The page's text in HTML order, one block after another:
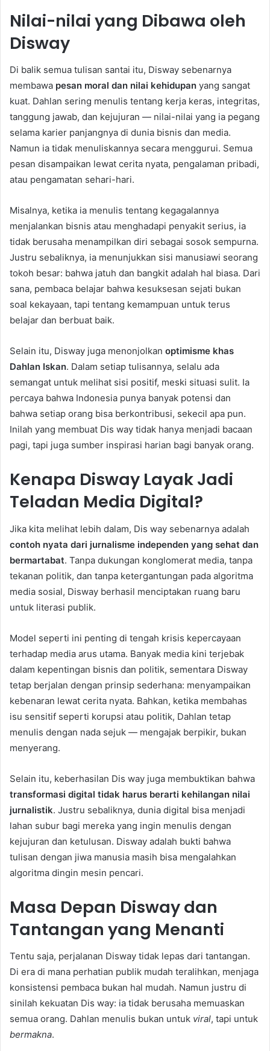
Nilai-nilai yang Dibawa oleh
Disway
Di balik semua tulisan santai itu, Disway sebenarnya
membawa pesan moral dan nilai kehidupan yang sangat
kuat. Dahlan sering menulis tentang kerja keras, integritas,
tanggung jawab, dan kejujuran — nilai-nilai yang ia pegang
selama karier panjangnya di dunia bisnis dan media.
Namun ia tidak menuliskannya secara menggurui. Semua
pesan disampaikan lewat cerita nyata, pengalaman pribadi,
atau pengamatan sehari-hari.
Misalnya, ketika ia menulis tentang kegagalannya
menjalankan bisnis atau menghadapi penyakit serius, ia
tidak berusaha menampilkan diri sebagai sosok sempurna.
Justru sebaliknya, ia menunjukkan sisi manusiawi seorang
tokoh besar: bahwa jatuh dan bangkit adalah hal biasa. Dari
sana, pembaca belajar bahwa kesuksesan sejati bukan
soal kekayaan, tapi tentang kemampuan untuk terus
belajar dan berbuat baik.
Selain itu, Disway juga menonjolkan optimisme khas
Dahlan Iskan. Dalam setiap tulisannya, selalu ada
semangat untuk melihat sisi positif, meski situasi sulit. Ia
percaya bahwa Indonesia punya banyak potensi dan
bahwa setiap orang bisa berkontribusi, sekecil apa pun.
Inilah yang membuat Dis way tidak hanya menjadi bacaan
pagi, tapi juga sumber inspirasi harian bagi banyak orang.
Kenapa Disway Layak Jadi
Teladan Media Digital?
Jika kita melihat lebih dalam, Dis way sebenarnya adalah
contoh nyata dari jurnalisme independen yang sehat dan
bermartabat. Tanpa dukungan konglomerat media, tanpa
tekanan politik, dan tanpa ketergantungan pada algoritma
media sosial, Disway berhasil menciptakan ruang baru
untuk literasi publik.
Model seperti ini penting di tengah krisis kepercayaan
terhadap media arus utama. Banyak media kini terjebak
dalam kepentingan bisnis dan politik, sementara Disway
tetap berjalan dengan prinsip sederhana: menyampaikan
kebenaran lewat cerita nyata. Bahkan, ketika membahas
isu sensitif seperti korupsi atau politik, Dahlan tetap
menulis dengan nada sejuk — mengajak berpikir, bukan
menyerang.
Selain itu, keberhasilan Dis way juga membuktikan bahwa
transformasi digital tidak harus berarti kehilangan nilai
jurnalistik. Justru sebaliknya, dunia digital bisa menjadi
lahan subur bagi mereka yang ingin menulis dengan
kejujuran dan ketulusan. Disway adalah bukti bahwa
tulisan dengan jiwa manusia masih bisa mengalahkan
algoritma dingin mesin pencari.
Masa Depan Disway dan
Tantangan yang Menanti
Tentu saja, perjalanan Disway tidak lepas dari tantangan.
Di era di mana perhatian publik mudah teralihkan, menjaga
konsistensi pembaca bukan hal mudah. Namun justru di
sinilah kekuatan Dis way: ia tidak berusaha memuaskan
semua orang. Dahlan menulis bukan untuk viral, tapi untuk
bermakna.